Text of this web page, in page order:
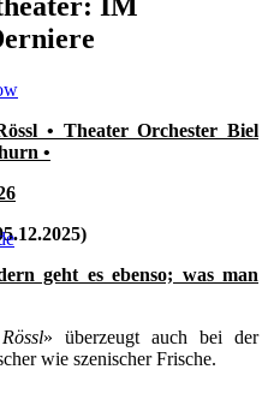
• Theater Orchester Biel
•
geht es ebenso; was man
» überzeugt auch bei der
wie szenischer Frische.